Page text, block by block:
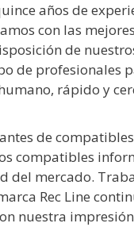
años de
con las
de
de profesionales
rápido y
de
compatibles
del mercado.
Rec Line
nuestra